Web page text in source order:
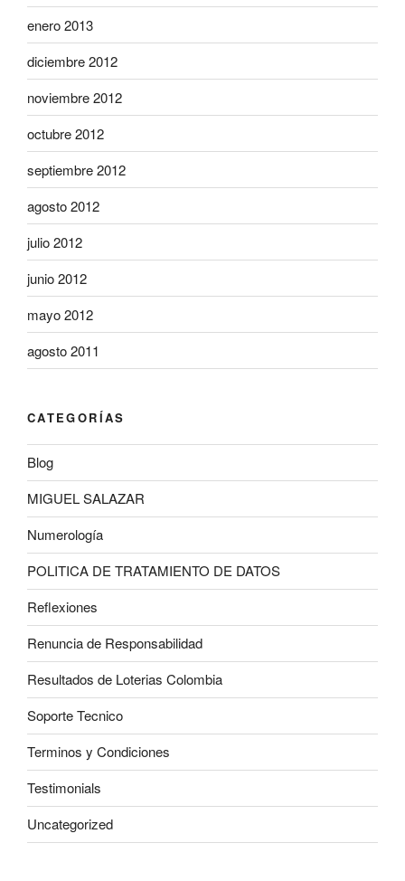
enero 2013
diciembre 2012
noviembre 2012
octubre 2012
septiembre 2012
agosto 2012
julio 2012
junio 2012
mayo 2012
agosto 2011
CATEGORÍAS
Blog
MIGUEL SALAZAR
Numerología
POLITICA DE TRATAMIENTO DE DATOS
Reflexiones
Renuncia de Responsabilidad
Resultados de Loterias Colombia
Soporte Tecnico
Terminos y Condiciones
Testimonials
Uncategorized